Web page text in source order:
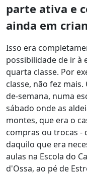
parte ativa e
ainda em
Isso era
possibilidade de ir à
quarta classe. Por
classe, não fez
de-semana, numa
sábado onde as
montes, que era o
compras ou trocas -
daquilo que era
aulas na Escola do
d'Ossa, ao pé de